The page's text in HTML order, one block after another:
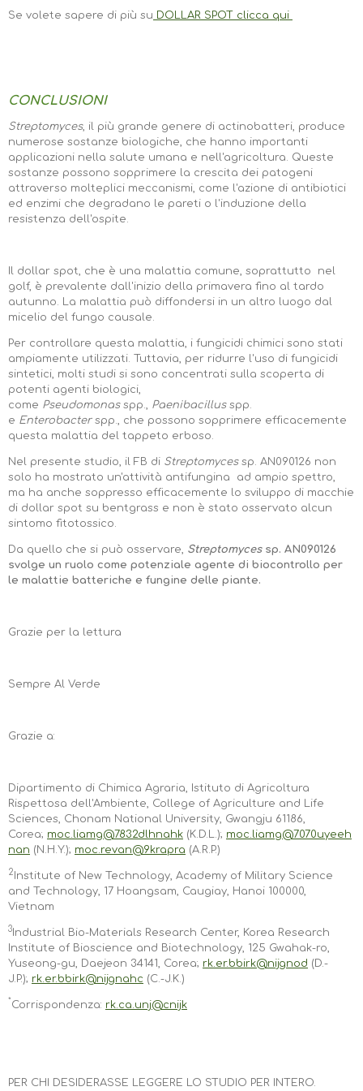
Se volete sapere di più su DOLLAR SPOT clicca qui
CONCLUSIONI
Streptomyces, il più grande genere di actinobatteri, produce
numerose sostanze biologiche, che hanno importanti
applicazioni nella salute umana e nell'agricoltura. Queste
sostanze possono sopprimere la crescita dei patogeni
attraverso molteplici meccanismi, come l'azione di antibiotici
ed enzimi che degradano le pareti o l'induzione della
resistenza dell'ospite.
Il dollar spot, che è una malattia comune, soprattutto nel
golf, è prevalente dall'inizio della primavera fino al tardo
autunno. La malattia può diffondersi in un altro luogo dal
micelio del fungo causale.
Per controllare questa malattia, i fungicidi chimici sono stati
ampiamente utilizzati. Tuttavia, per ridurre l'uso di fungicidi
sintetici, molti studi si sono concentrati sulla scoperta di
potenti agenti biologici,
come Pseudomonas spp., Paenibacillus spp.
e Enterobacter spp., che possono sopprimere efficacemente
questa malattia del tappeto erboso.
Nel presente studio, il FB di Streptomyces sp. AN090126 non
solo ha mostrato un'attività antifungina ad ampio spettro,
ma ha anche soppresso efficacemente lo sviluppo di macchie
di dollar spot su bentgrass e non è stato osservato alcun
sintomo fitotossico.
Da quello che si può osservare, Streptomycessp. AN090126
svolge un ruolo come potenziale agente di biocontrollo per
le malattie batteriche e fungine delle piante.
Grazie per la lettura
Sempre Al Verde
Grazie a:
Dipartimento di Chimica Agraria, Istituto di Agricoltura
Rispettosa dell'Ambiente, College of Agriculture and Life
Sciences, Chonam National University, Gwangju 61186,
Corea; moc.liamg@7832dlhnahk (K.D.L.); moc.liamg@7070uyeeh
nan (N.H.Y.); moc.revan@9krapra (A.R.P.)
2 Institute of New Technology, Academy of Military Science
and Technology, 17 Hoangsam, Caugiay, Hanoi 100000,
Vietnam
3 Industrial Bio-Materials Research Center, Korea Research
Institute of Bioscience and Biotechnology, 125 Gwahak-ro,
Yuseong-gu, Daejeon 34141, Corea; rk.er.bbirk@nijgnod (D.-
J.P.); rk.er.bbirk@nijgnahc (C.-J.K.)
*Corrispondenza: rk.ca.unj@cnijk
PER CHI DESIDERASSE LEGGERE LO STUDIO PER INTERO.